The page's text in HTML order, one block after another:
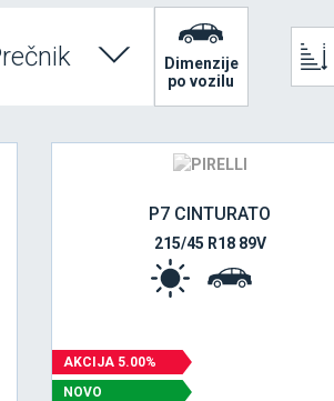
Dimenzije
po vozilu
P7 CINTURATO
215/45 R18 89V
AKCIJA 5.00%
NOVO